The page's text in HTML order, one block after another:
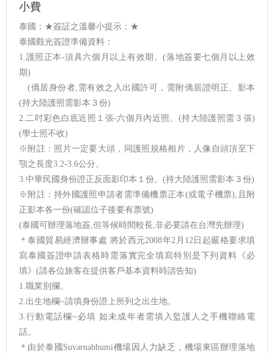
小費
泰國：★簽証之溫馨小提示：★
泰國觀光簽證準備資料：
1.護照正本-須具六個月以上有效期。(落地簽要七個月以上效
期)
(僑居身份者,需有效之入出國許可，需附僑居證明正、影本
(持大陸護照需影本３份)
2.二吋彩色白底近照１張-六個月內近照。(持大陸護照需３張)
(學士照不收)
※附註：照片一定要大頭，同護照規格相片，人像自頭頂至下
顎之長度3.2-3.6公分。
3.中華民國身份證正反面影印本１份。(持大陸護照需影本３份)
※附註：持外國護照申請者需準備機票正本(或電子機票),且附
正影本各一份(確認位子後要有票號)
(泰國可辦理落地簽,但等候時間較長,非必要請在台灣先辦理)
＊泰國貿易經濟辦事處 將於西元2008年2月12日起嚴格要求填
寫泰國簽證申請表格時需落實完全填寫特別是下列資料《必
填》(請各位旅客在提供客戶基本資料時請告知)
1.職業別攔。
2.出生地欄~請填身份證上所列之出生地。
3.行動電話欄~必填 如未成年者需填入監護人之手機聯絡電
話。
＊由於泰國Suvarnabhumi機場因人力缺乏，機場東區辦理落地